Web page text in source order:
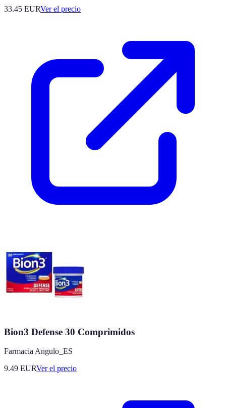
33.45 EURVer el precio
Bion3 Defense 30 Comprimidos
Farmacia Angulo_ES
9.49 EURVer el precio